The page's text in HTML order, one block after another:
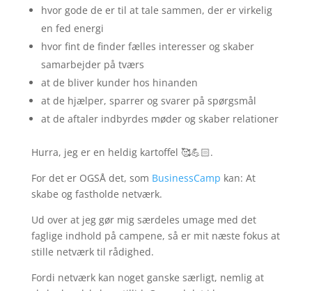
hvor gode de er til at tale sammen, der er virkelig
en fed energi
hvor fint de finder fælles interesser og skaber
samarbejder på tværs
at de bliver kunder hos hinanden
at de hjælper, sparrer og svarer på spørgsmål
at de aftaler indbyrdes møder og skaber relationer
Hurra, jeg er en heldig kartoffel 🥰💪🏻.
For det er OGSÅ det, som BusinessCamp kan: At
skabe og fastholde netværk.
Ud over at jeg gør mig særdeles umage med det
faglige indhold på campene, så er mit næste fokus at
stille netværk til rådighed.
Fordi netværk kan noget ganske særligt, nemlig at